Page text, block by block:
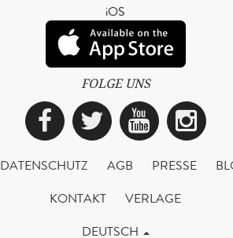
iOS
FOLGE UNS
Facebook
Twitter
DATENSCHUTZ AGB PRESSE
KONTAKT
VERLAGE
DEUTSCH